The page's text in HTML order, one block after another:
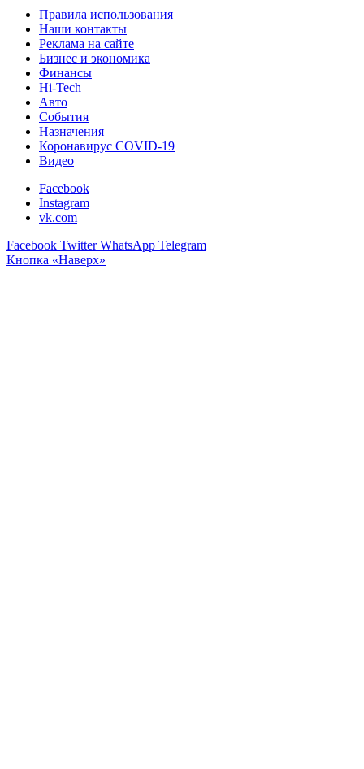
Правила использования
Наши контакты
Реклама на сайте
Бизнес и экономика
Финансы
Hi-Tech
Авто
События
Назначения
Коронавирус COVID-19
Видео
Facebook
Instagram
vk.com
Facebook Twitter WhatsApp Telegram
Кнопка «Наверх»